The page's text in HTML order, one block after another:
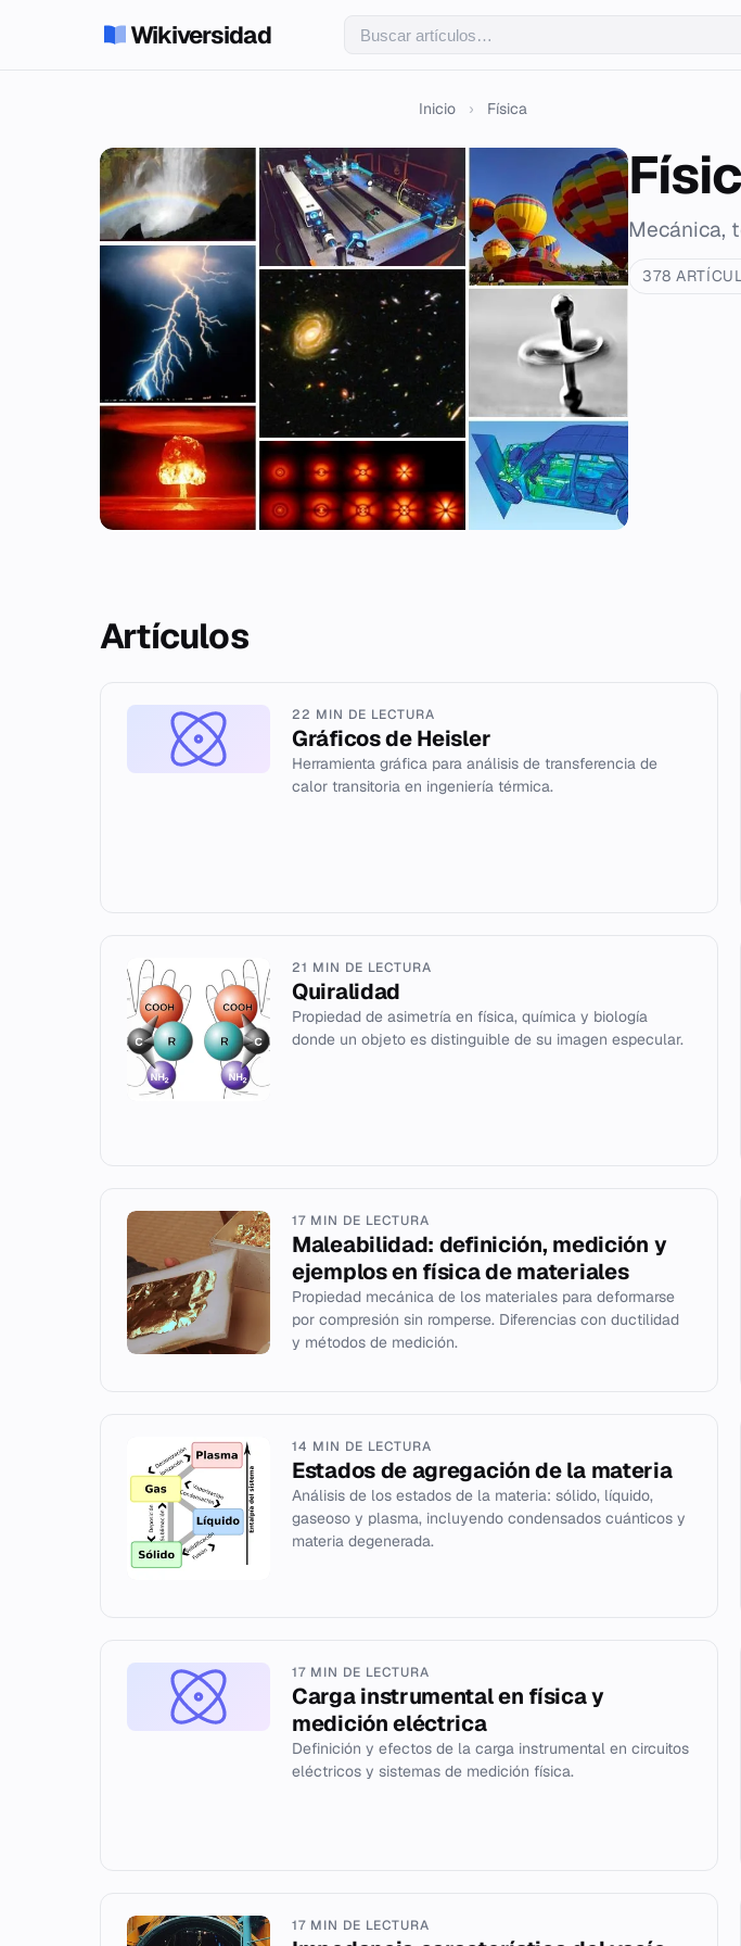
Wikiversidad
Inicio › Física
Mecánica,
378
Artículos
22 MIN DE LECTURA
Gráficos de Heisler
Herramienta gráfica para análisis de transferencia de
calor transitoria en ingeniería térmica.
21 MIN DE LECTURA
Quiralidad
Propiedad de asimetría en física, química y biología
donde un objeto es distinguible de su imagen especular.
17 MIN DE LECTURA
Maleabilidad: definición, medición y
ejemplos en física de materiales
Propiedad mecánica de los materiales para deformarse
por compresión sin romperse. Diferencias con ductilidad
y métodos de medición.
14 MIN DE LECTURA
Estados de agregación de la materia
Análisis de los estados de la materia: sólido, líquido,
gaseoso y plasma, incluyendo condensados cuánticos y
materia degenerada.
17 MIN DE LECTURA
Carga instrumental en física y
medición eléctrica
Definición y efectos de la carga instrumental en circuitos
eléctricos y sistemas de medición física.
17 MIN DE LECTURA